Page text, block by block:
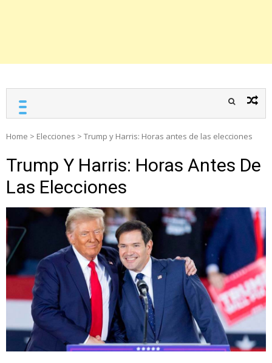
Home > Elecciones > Trump y Harris: Horas antes de las elecciones
Trump Y Harris: Horas Antes De
Las Elecciones